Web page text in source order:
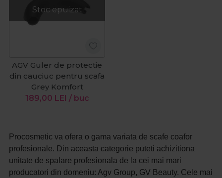
Stoc epuizat
AGV Guler de protectie
din cauciuc pentru scafa
Grey Komfort
189,00 LEI / buc
Procosmetic va ofera o gama variata de scafe coafor
profesionale. Din aceasta categorie puteti achizitiona
unitate de spalare profesionala de la cei mai mari
producatori din domeniu: Agv Group, GV Beauty. Cele mai